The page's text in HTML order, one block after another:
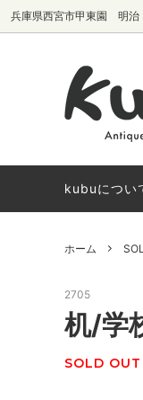
兵庫県西宮市甲東園 明治
テーブル
棚・本棚
椅子生地
kubuについ
ホーム
2705
机/学
SOLD OUT